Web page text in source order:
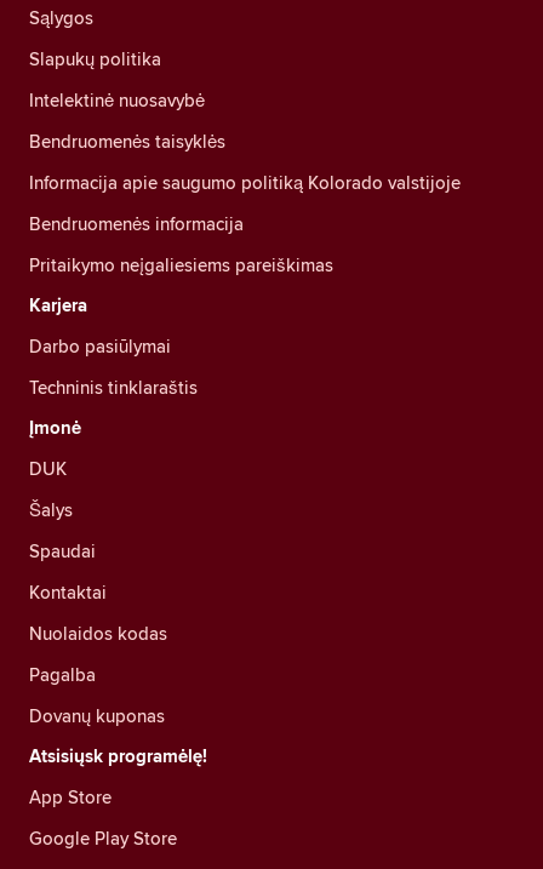
Sąlygos
Slapukų politika
Intelektinė nuosavybė
Bendruomenės taisyklės
Informacija apie saugumo politiką Kolorado valstijoje
Bendruomenės informacija
Pritaikymo neįgaliesiems pareiškimas
Karjera
Darbo pasiūlymai
Techninis tinklaraštis
Įmonė
DUK
Šalys
Spaudai
Kontaktai
Nuolaidos kodas
Pagalba
Dovanų kuponas
Atsisiųsk programėlę!
App Store
Google Play Store